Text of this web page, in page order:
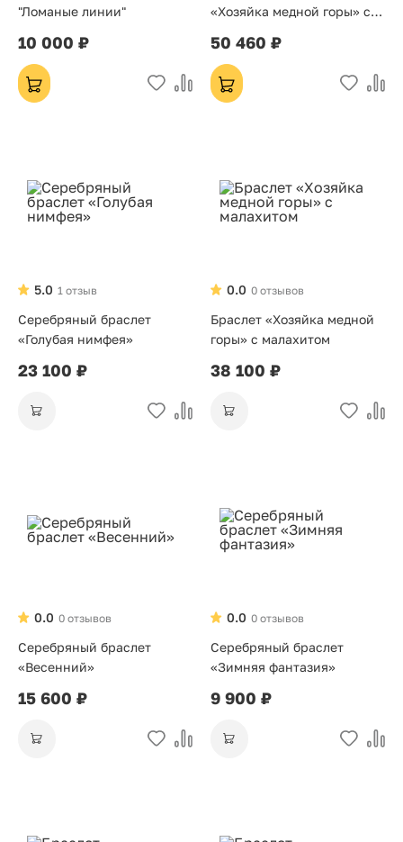
"Ломаные линии"
10 000 ₽
«Хозяйка медной горы» с
50 460 ₽
1 отзыв
5.0
Серебряный браслет
«Голубая нимфея»
23 100 ₽
0 отзывов
0.0
Браслет «Хозяйка медной
горы» с малахитом
38 100 ₽
0 отзывов
0.0
Серебряный браслет
«Весенний»
15 600 ₽
0 отзывов
0.0
Серебряный браслет
«Зимняя фантазия»
9 900 ₽